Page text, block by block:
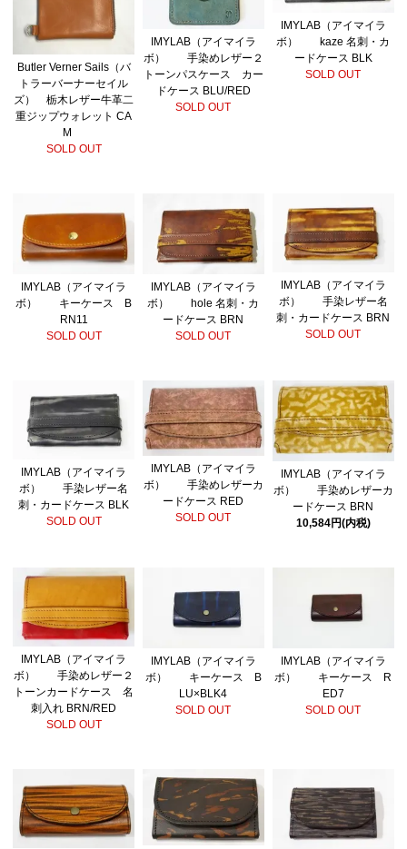
Butler Verner Sails（バ
トラーバーナーセイル
ズ） 栃木レザー牛革二
重ジップウォレット CA
M
SOLD OUT
IMYLAB（アイマイラ
ボ） 手染めレザー２
トーンパスケース カー
ドケース BLU/RED
SOLD OUT
IMYLAB（アイマイラ
ボ） kaze 名刺・カ
ードケース BLK
SOLD OUT
IMYLAB（アイマイラ
ボ） キーケース B
RN11
SOLD OUT
IMYLAB（アイマイラ
ボ） hole 名刺・カ
ードケース BRN
SOLD OUT
IMYLAB（アイマイラ
ボ） 手染レザー名
刺・カードケース BRN
SOLD OUT
IMYLAB（アイマイラ
ボ） 手染レザー名
刺・カードケース BLK
SOLD OUT
IMYLAB（アイマイラ
ボ） 手染めレザーカ
ードケース RED
SOLD OUT
IMYLAB（アイマイラ
ボ） 手染めレザーカ
ードケース BRN
10,584円(内税)
IMYLAB（アイマイラ
ボ） 手染めレザー２
トーンカードケース 名
刺入れ BRN/RED
SOLD OUT
IMYLAB（アイマイラ
ボ） キーケース B
LU×BLK4
SOLD OUT
IMYLAB（アイマイラ
ボ） キーケース R
ED7
SOLD OUT